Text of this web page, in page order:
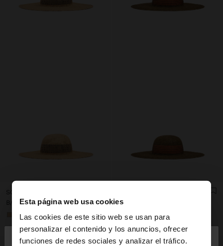
Esta página web usa cookies
Las cookies de este sitio web se usan para
personalizar el contenido y los anuncios, ofrecer
funciones de redes sociales y analizar el tráfico.
hola
B/. 44,95
B/. 44,95
+1